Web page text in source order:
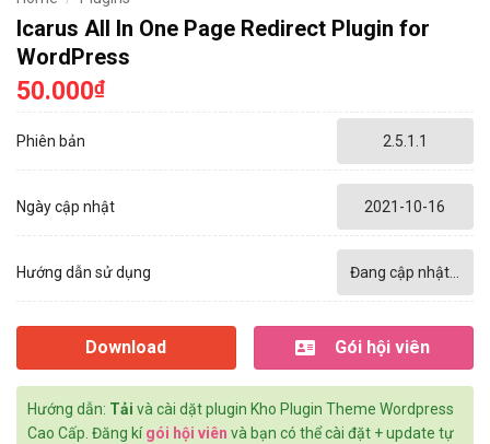
Icarus All In One Page Redirect Plugin for
WordPress
50.000₫
Phiên bản 2.5.1.1
Ngày cập nhật 2021-10-16
Hướng dẫn sử dụng Đang cập nhật...
Download Gói hội viên
Hướng dẫn: Tải và cài dặt plugin Kho Plugin Theme Wordpress
Cao Cấp. Đăng kígói hội viên và bạn có thể cài đặt + update tự